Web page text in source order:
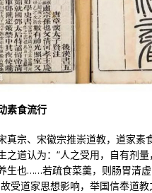
素食流行
真宗、宋徽宗推崇道教，道家素
之道认为：“人之受用，自有剂
生也……若疏食菜羹，则肠胃清
受道家思想影响，举国信奉道